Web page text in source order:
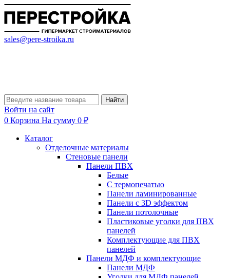
sales@pere-stroika.ru
Найти
Войти на сайт
0 Корзина На сумму 0 ₽
Каталог
Отделочные материалы
Стеновые панели
Панели ПВХ
Белые
С термопечатью
Панели ламинированные
Панели с 3D эффектом
Панели потолочные
Пластиковые уголки для ПВХ
панелей
Комплектующие для ПВХ
панелей
Панели МДФ и комплектующие
Панели МДФ